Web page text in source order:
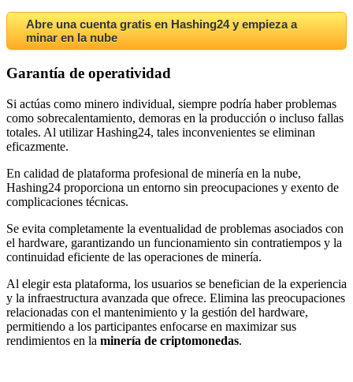
Abre una cuenta gratis en Hashing24 y empieza a
minar en la nube
Garantía de operatividad
Si actúas como minero individual, siempre podría haber problemas
como sobrecalentamiento, demoras en la producción o incluso fallas
totales. Al utilizar Hashing24, tales inconvenientes se eliminan
eficazmente.
En calidad de plataforma profesional de minería en la nube,
Hashing24 proporciona un entorno sin preocupaciones y exento de
complicaciones técnicas.
Se evita completamente la eventualidad de problemas asociados con
el hardware, garantizando un funcionamiento sin contratiempos y la
continuidad eficiente de las operaciones de minería.
Al elegir esta plataforma, los usuarios se benefician de la experiencia
y la infraestructura avanzada que ofrece. Elimina las preocupaciones
relacionadas con el mantenimiento y la gestión del hardware,
permitiendo a los participantes enfocarse en maximizar sus
rendimientos en la minería de criptomonedas.